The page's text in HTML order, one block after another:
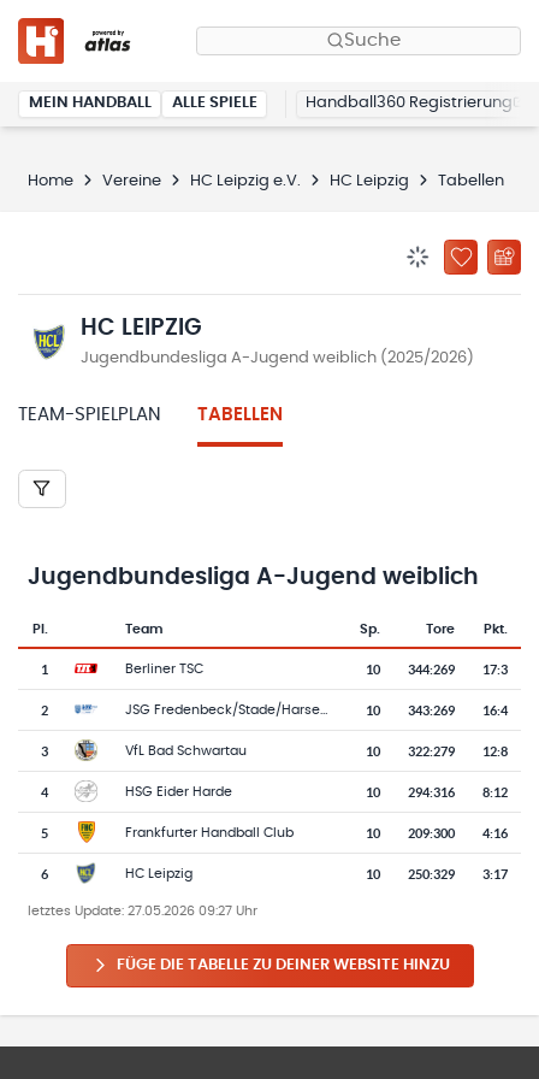
Suche
MEIN HANDBALL ALLE SPIELE Handball360 Registrierung
Home Vereine HC Leipzig e.V. HC Leipzig Tabellen
ZU
HC LEIPZIG
Jugendbundesliga A-Jugend weiblich (2025/2026)
TEAM-SPIELPLAN TABELLEN
Jugendbundesliga A-Jugend weiblich
Pl.
Team-Logo
Team Sp. Tore Pkt.
1 Berliner TSC 10 344:269 17:3
2 10 343:269 16:4
3 VfL Bad Schwartau 10 322:279 12:8
4 HSG Eider Harde 10 294:316 8:12
5 Frankfurter Handball Club 10 209:300 4:16
6 HC Leipzig 10 250:329 3:17
letztes Update: 27.05.2026 09:27 Uhr
FÜGE DIE TABELLE ZU DEINER WEBSITE HINZU